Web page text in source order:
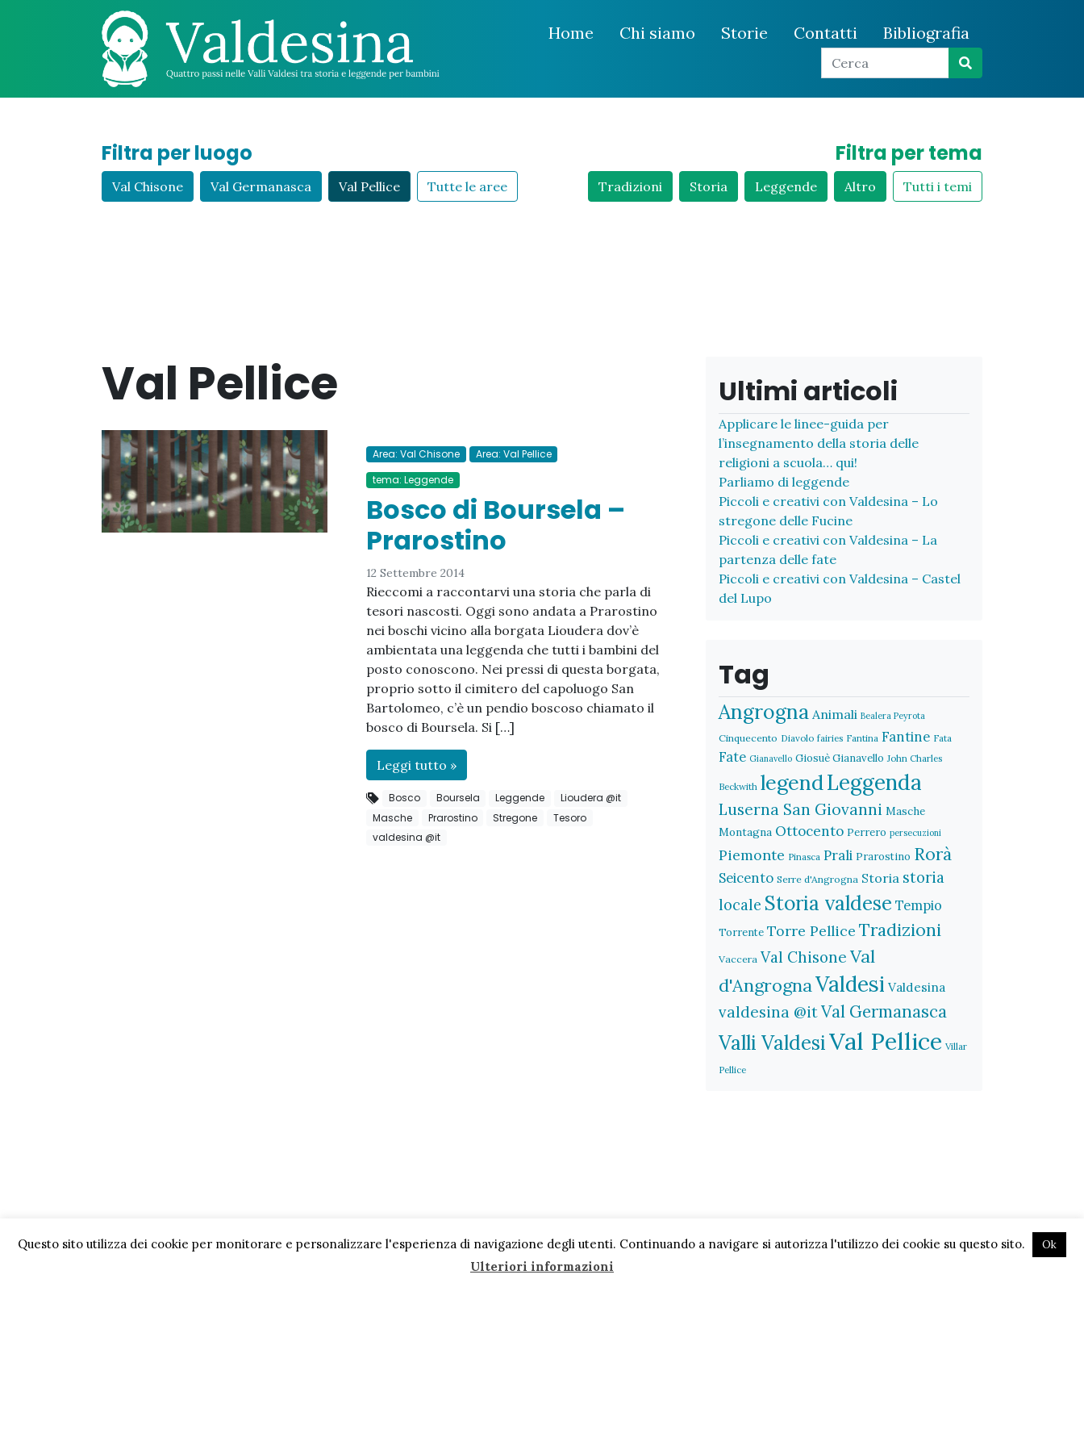
Home Chi siamo Storie Contatti Bibliografia
Filtra per luogo
Val Chisone Val Germanasca Val Pellice Tutte le aree
Filtra per tema
Tradizioni Storia Leggende Altro Tutti i temi
Val Pellice
Area: Val Chisone
Area: Val Pellice
tema: Leggende
Bosco di Boursela –
Prarostino
12 Settembre 2014
Rieccomi a raccontarvi una storia che parla di
tesori nascosti. Oggi sono andata a Prarostino
nei boschi vicino alla borgata Lioudera dov’è
ambientata una leggenda che tutti i bambini del
posto conoscono. Nei pressi di questa borgata,
proprio sotto il cimitero del capoluogo San
Bartolomeo, c’è un pendio boscoso chiamato il
bosco di Boursela. Si […]
Leggi tutto »
Bosco Boursela Leggende
Lioudera @it
Masche
Prarostino Stregone
Tesoro
valdesina @it
Ultimi articoli
Applicare le linee-guida per
l’insegnamento della storia delle
religioni a scuola… qui!
Parliamo di leggende
Piccoli e creativi con Valdesina – Lo
stregone delle Fucine
Piccoli e creativi con Valdesina – La
partenza delle fate
Piccoli e creativi con Valdesina – Castel
del Lupo
Tag
Angrogna Animali Bealera Peyrota
Cinquecento Diavolo fairies Fantina Fantine Fata
Fate Gianavello Giosuè Gianavello John Charles
Beckwith legendLeggenda
Luserna San Giovanni Masche
Montagna Ottocento Perrero persecuzioni
Piemonte Pinasca Prali Prarostino Rorà
Seicento Serre d'Angrogna Storia storia
locale Storia valdese Tempio
Torrente Torre Pellice Tradizioni
Vaccera Val Chisone Val
d'AngrognaValdesi Valdesina
valdesina @itVal Germanasca
Valli ValdesiVal Pellice Villar
Pellice
Questo sito utilizza dei cookie per monitorare e personalizzare l'esperienza di navigazione degli utenti. Continuando a navigare si autorizza l'utilizzo dei cookie su questo sito. Ok
Ulteriori informazioni